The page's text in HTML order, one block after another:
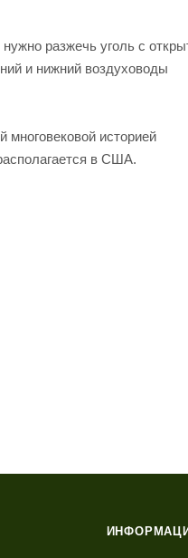
разжечь уголь с
и нижний воздуховоды
многовековой историей
в США.